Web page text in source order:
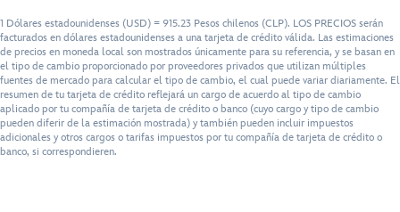
1 Dólares estadounidenses (USD) = 915.23 Pesos chilenos (CLP). LOS PRECIOS serán
facturados en dólares estadounidenses a una tarjeta de crédito válida. Las estimaciones
de precios en moneda local son mostrados únicamente para su referencia, y se basan en
el tipo de cambio proporcionado por proveedores privados que utilizan múltiples
fuentes de mercado para calcular el tipo de cambio, el cual puede variar diariamente. El
resumen de tu tarjeta de crédito reflejará un cargo de acuerdo al tipo de cambio
aplicado por tu compañía de tarjeta de crédito o banco (cuyo cargo y tipo de cambio
pueden diferir de la estimación mostrada) y también pueden incluir impuestos
adicionales y otros cargos o tarifas impuestos por tu compañía de tarjeta de crédito o
banco, si correspondieren.